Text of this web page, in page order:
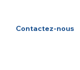
Contactez-nous